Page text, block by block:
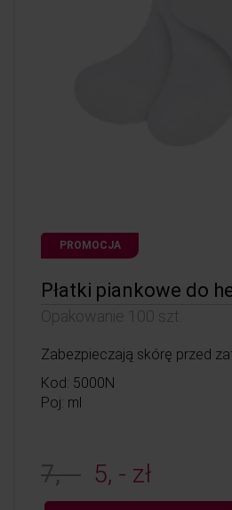
PROMOCJA
Płatki piankowe do
Opakowanie 100 szt.
Zabezpieczają skórę przed
Kod: 5000N
Poj: ml
7, - 5, - zł